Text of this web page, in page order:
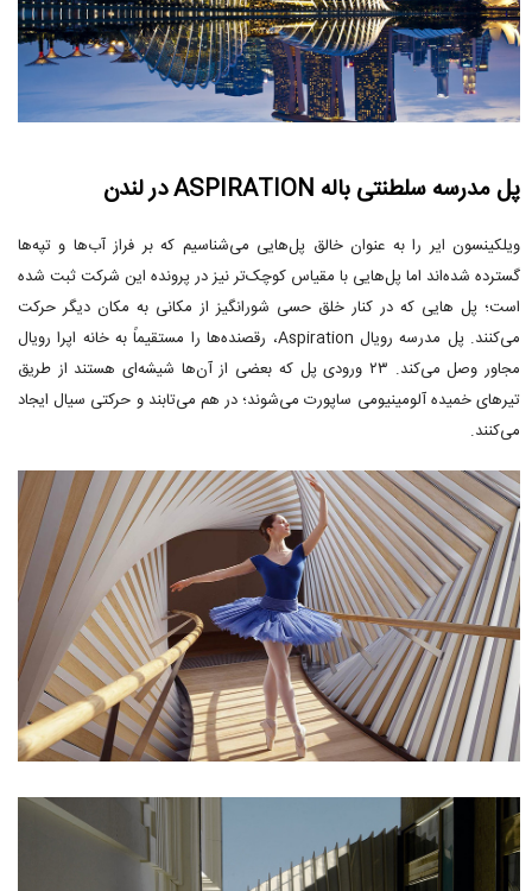
پل مدرسه سلطنتی باله ASPIRATION در لندن
ویلکینسون ایر را به عنوان خالق پل‌هایی می‌شناسیم که بر فراز آب‌ها و تپه‌ها
گسترده شده‌اند اما پل‌هایی با مقیاس کوچک‌تر نیز در پرونده این شرکت ثبت شده
است؛ پل هایی که در کنار خلق حسی شورانگیز از مکانی به مکان دیگر حرکت
می‌کنند. پل مدرسه رویال Aspiration، رقصنده‌ها را مستقیماً به خانه اپرا رویال
مجاور وصل می‌کند. ۲۳ ورودی پل که بعضی از آن‌ها شیشه‌ای هستند از طریق
تیرهای خمیده آلومینیومی ساپورت می‌شوند؛ در هم می‌تابند و حرکتی سیال ایجاد
می‌کنند.